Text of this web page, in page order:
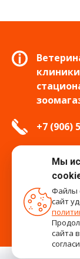
+7 (906)
Мы
Файлы
сайт
сайта